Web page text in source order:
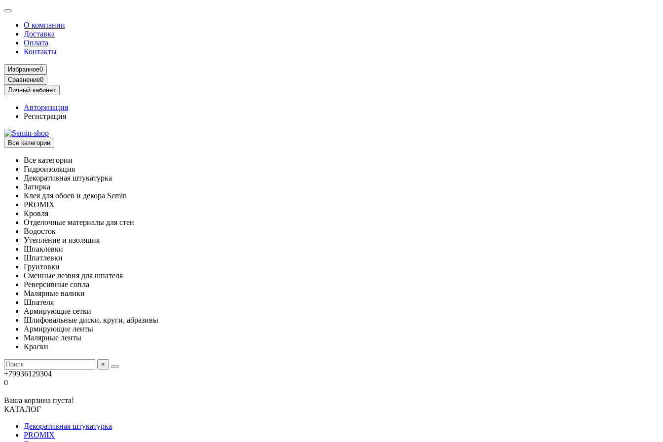
О компании
Доставка
Оплата
Контакты
Избранное0
Сравнение0
Личный кабинет
Авторизация
Регистрация
Все категории
Все категории
Гидроизоляция
Декоративная штукатурка
Затирка
Клея для обоев и декора Semin
PROMIX
Кровля
Отделочные материалы для стен
Водосток
Утепление и изоляция
Шпаклевки
Шпатлевки
Грунтовки
Сменные лезвия для шпателя
Реверсивные сопла
Малярные валики
Шпателя
Армирующие сетки
Шлифовальные диски, круги, абразивы
Армирующие ленты
Малярные ленты
Краски
×
+79936129304
0
Ваша корзина пуста!
КАТАЛОГ
Декоративная штукатурка
PROMIX